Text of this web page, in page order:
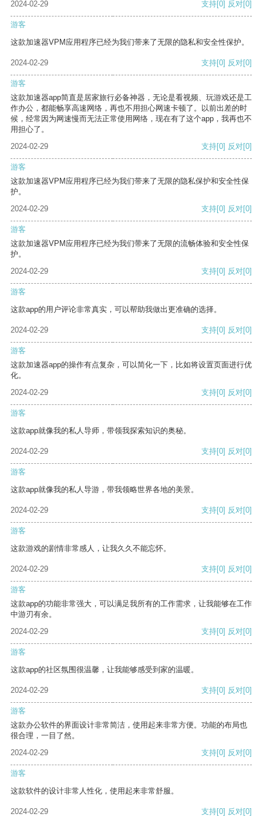
2024-02-29 支持[0] 反对[0]
游客
这款加速器VPM应用程序已经为我们带来了无限的隐私和安全性保护。
2024-02-29 支持[0] 反对[0]
游客
这款加速器app简直是居家旅行必备神器，无论是看视频、玩游戏还是工
作办公，都能畅享高速网络，再也不用担心网速卡顿了。以前出差的时
候，经常因为网速慢而无法正常使用网络，现在有了这个app，我再也不
用担心了。
2024-02-29
支持[0] 反对[0]
游客
这款加速器VPM应用程序已经为我们带来了无限的隐私保护和安全性保
护。
2024-02-29
支持[0] 反对[0]
游客
这款加速器VPM应用程序已经为我们带来了无限的流畅体验和安全性保
护。
2024-02-29
支持[0] 反对[0]
游客
这款app的用户评论非常真实，可以帮助我做出更准确的选择。
2024-02-29 支持[0] 反对[0]
游客
这款加速器app的操作有点复杂，可以简化一下，比如将设置页面进行优
化。
2024-02-29
支持[0] 反对[0]
游客
这款app就像我的私人导师，带领我探索知识的奥秘。
2024-02-29 支持[0] 反对[0]
游客
这款app就像我的私人导游，带我领略世界各地的美景。
2024-02-29 支持[0] 反对[0]
游客
这款游戏的剧情非常感人，让我久久不能忘怀。
2024-02-29 支持[0] 反对[0]
游客
这款app的功能非常强大，可以满足我所有的工作需求，让我能够在工作
中游刃有余。
2024-02-29
支持[0] 反对[0]
游客
这款app的社区氛围很温馨，让我能够感受到家的温暖。
2024-02-29 支持[0] 反对[0]
游客
这款办公软件的界面设计非常简洁，使用起来非常方便。功能的布局也
很合理，一目了然。
2024-02-29
支持[0] 反对[0]
游客
这款软件的设计非常人性化，使用起来非常舒服。
2024-02-29 支持[0] 反对[0]